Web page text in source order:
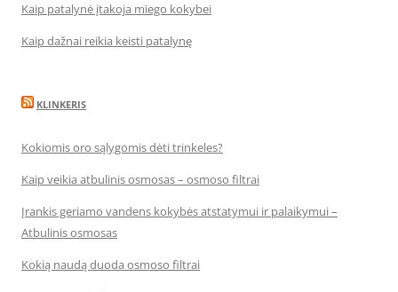
Kaip patalynė įtakoja miego kokybei
Kaip dažnai reikia keisti patalynę
KLINKERIS
Kokiomis oro sąlygomis dėti trinkeles?
Kaip veikia atbulinis osmosas – osmoso filtrai
Įrankis geriamo vandens kokybės atstatymui ir palaikymui –
Atbulinis osmosas
Kokią naudą duoda osmoso filtrai